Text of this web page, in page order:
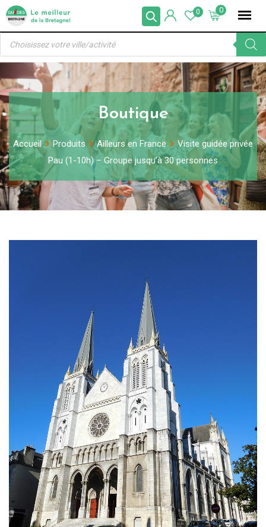
Skip
content
0
0
Recherche
produits
Boutique
Accueil Produits Ailleurs en France
Visite guidée privée
Pau (1-10h) – Groupe jusqu’à 30 personnes